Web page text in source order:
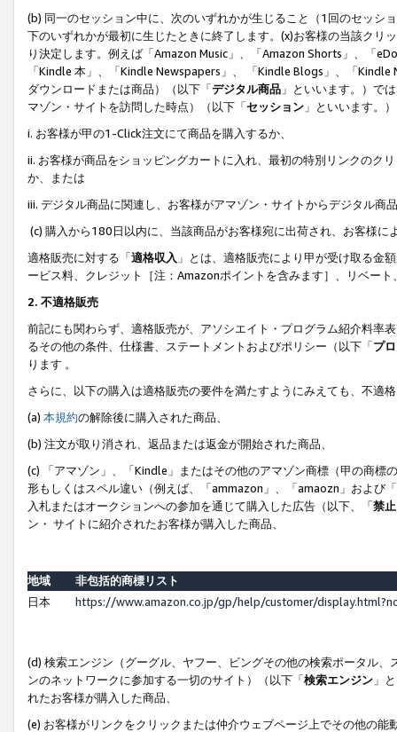
(b) 同一のセッション中に、次のいずれかが生じること（1回のセッシ
下のいずれかが最初に生じたときに終了します。(x)お客様の当該ク
り決定します。例えば「Amazon Music」、「Amazon Shorts」、「
「Kindle 本」、「Kindle Newspapers」、 「Kindle Blogs」、「
ダウンロードまたは商品）（以下「デジタル商品 」といいます。）で
マゾン・サイトを訪問した時点）（以下「セッション 」といいます。
i. お客様が甲の1-Click注文にて商品を購入するか、
ii. お客様が商品をショッピングカートに入れ、最初の特別リンクのク
か、または
iii. デジタル商品に関連し、お客様がアマゾン・サイトからデジタル
(c) 購入から180日以内に、当該商品がお客様宛に出荷され、お客様
適格販売に対する「適格収入 」とは、適格販売により甲が受け取る金
ービス料、クレジット［注：Amazonポイントを含みます］、リベー
2. 不適格販売
前記にも関わらず、適格販売が、アソシエイト・プログラム紹介料率
るその他の条件、仕様書、ステートメントおよびポリシー（以下「プ
ります 。
さらに、以下の購入は適格販売の要件を満たすようにみえても、不適
(a) 本規約の解除後に購入された商品、
(b) 注文が取り消され、返品または返金が開始された商品、
(c) 「アマゾン」、「Kindle」またはその他のアマゾン商標（甲の商
形もしくはスペル違い（例えば、「ammazon」、「amaozn」および
入札またはオークションへの参加を通じて購入した広告（以下、「禁
ン・ サイトに紹介されたお客様が購入した商品、
地域
非包括的商標リスト
日本
https://www.amazon.co.jp/gp/help/customer/
(d) 検索エンジン（グーグル、ヤフー、ビングその他の検索ポータル
ンのネットワークに参加する一切のサイト）（以下「検索エンジン 」
れたお客様が購入した商品、
(e) お客様がリンクをクリックまたは仲介ウェブページ上でその他の